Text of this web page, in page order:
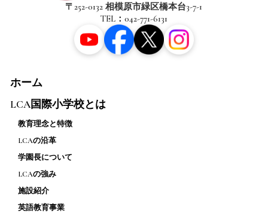
〒252-0132 相模原市緑区橋本台3-7-1
TEL：042-771-6131
ホーム
LCA国際小学校とは
教育理念と特徴
LCAの沿革
学園長について
LCAの強み
施設紹介
英語教育事業